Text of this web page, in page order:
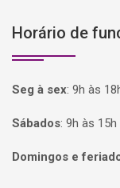
Horário de
Seg à sex: 9h às
Sábados: 9h às 15h
Domingos e